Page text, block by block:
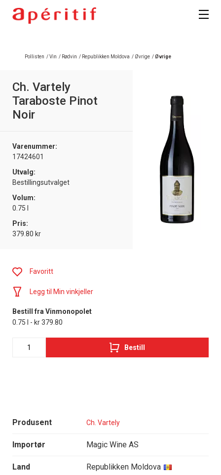
Pollisten /Vin / Rødvin / Republikken Moldova / Øvrige /Øvrige
Ch. Vartely
Taraboste Pinot
Noir
Varenummer:
17424601
Utvalg:
Bestillingsutvalget
Volum:
0.75 l
Pris:
379.80 kr
Produsent Ch. Vartely
Importør Magic Wine AS
Land Republikken Moldova
Favoritt
Legg til Min vinkjeller
Bestill fra Vinmonopolet
0.75 l - kr 379.80
Bestill